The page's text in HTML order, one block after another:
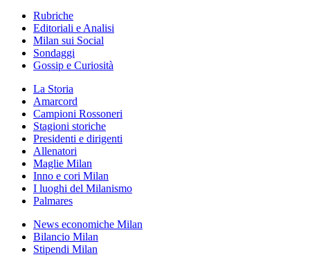
Rubriche
Editoriali e Analisi
Milan sui Social
Sondaggi
Gossip e Curiosità
La Storia
Amarcord
Campioni Rossoneri
Stagioni storiche
Presidenti e dirigenti
Allenatori
Maglie Milan
Inno e cori Milan
I luoghi del Milanismo
Palmares
News economiche Milan
Bilancio Milan
Stipendi Milan